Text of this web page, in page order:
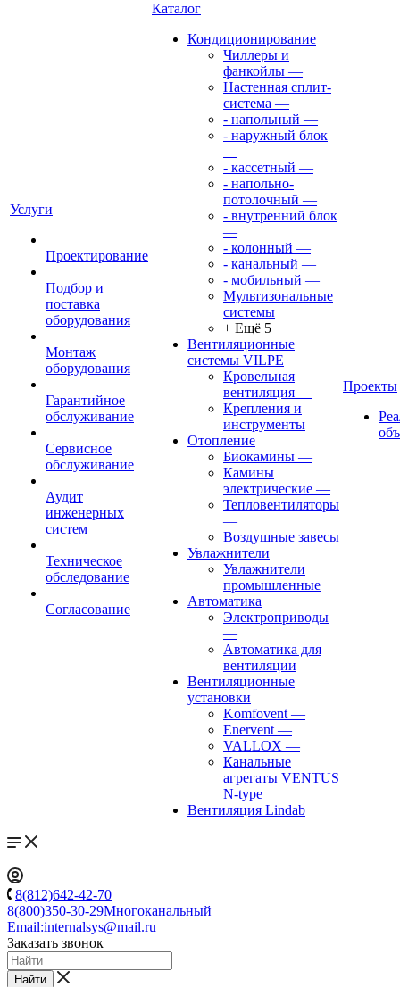
Услуги
Проектирование
Подбор и
поставка
оборудования
Монтаж
оборудования
Гарантийное
обслуживание
Сервисное
обслуживание
Аудит
инженерных
систем
Техническое
обследование
Согласование
Каталог
Кондиционирование
Чиллеры и
фанкойлы —
Настенная сплит-
система —
- напольный —
- наружный блок
—
- кассетный —
- напольно-
потолочный —
- внутренний блок
—
- колонный —
- канальный —
- мобильный —
Мультизональные
системы
+ Ещё 5
Вентиляционные
системы VILPE
Кровельная
вентиляция —
Крепления и
инструменты
Отопление
Биокамины —
Камины
электрические —
Тепловентиляторы
—
Воздушные завесы
Увлажнители
Увлажнители
промышленные
Автоматика
Электроприводы
—
Автоматика для
вентиляции
Вентиляционные
установки
Komfovent —
Enervent —
VALLOX —
Канальные
агрегаты VENTUS
N-type
Вентиляция Lindab
Проекты
8(812)642-42-70
8(800)350-30-29Многоканальный
Email:internalsys@mail.ru
Заказать звонок
Найти